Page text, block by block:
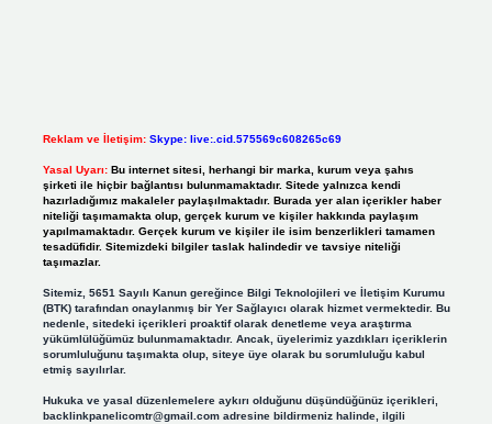
Reklam ve İletişim: Skype: live:.cid.575569c608265c69
Yasal Uyarı: Bu internet sitesi, herhangi bir marka, kurum veya şahıs
şirketi ile hiçbir bağlantısı bulunmamaktadır. Sitede yalnızca kendi
hazırladığımız makaleler paylaşılmaktadır. Burada yer alan içerikler haber
niteliği taşımamakta olup, gerçek kurum ve kişiler hakkında paylaşım
yapılmamaktadır. Gerçek kurum ve kişiler ile isim benzerlikleri tamamen
tesadüfidir. Sitemizdeki bilgiler taslak halindedir ve tavsiye niteliği
taşımazlar.
Sitemiz, 5651 Sayılı Kanun gereğince Bilgi Teknolojileri ve İletişim Kurumu
(BTK) tarafından onaylanmış bir Yer Sağlayıcı olarak hizmet vermektedir. Bu
nedenle, sitedeki içerikleri proaktif olarak denetleme veya araştırma
yükümlülüğümüz bulunmamaktadır. Ancak, üyelerimiz yazdıkları içeriklerin
sorumluluğunu taşımakta olup, siteye üye olarak bu sorumluluğu kabul
etmiş sayılırlar.
Hukuka ve yasal düzenlemelere aykırı olduğunu düşündüğünüz içerikleri,
backlinkpanelicomtr@gmail.comadresine bildirmeniz halinde, ilgili